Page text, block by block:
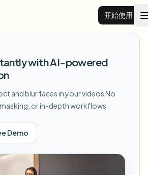
开始使用
with AI-powered
and blur faces in your videosNo
or in-depth workflows
Demo